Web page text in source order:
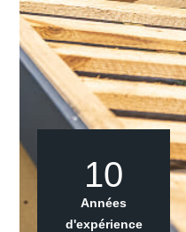
10
Années
d'expérience